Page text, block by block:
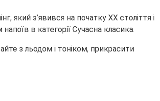
який з’явився на початку XX століття і
в категорії Сучасна класика.
з льодом і тоніком, прикрасити